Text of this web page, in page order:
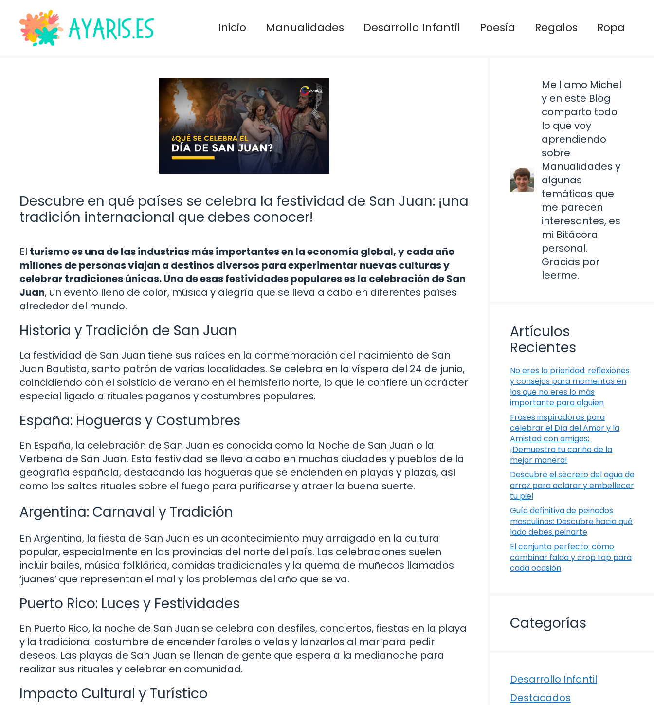
contenido
Inicio Manualidades Desarrollo Infantil Poesía Regalos Ropa
Descubre en qué países se celebra la festividad de San Juan: ¡una
tradición internacional que debes conocer!
El turismo es una de las industrias más importantes en la economía global, y cada año
millones de personas viajan a destinos diversos para experimentar nuevas culturas y
celebrar tradiciones únicas. Una de esas festividades populares es la celebración de San
Juan, un evento lleno de color, música y alegría que se lleva a cabo en diferentes países
alrededor del mundo.
Historia y Tradición de San Juan
La festividad de San Juan tiene sus raíces en la conmemoración del nacimiento de San
Juan Bautista, santo patrón de varias localidades. Se celebra en la víspera del 24 de junio,
coincidiendo con el solsticio de verano en el hemisferio norte, lo que le confiere un carácter
especial ligado a rituales paganos y costumbres populares.
España: Hogueras y Costumbres
En España, la celebración de San Juan es conocida como la Noche de San Juan o la
Verbena de San Juan. Esta festividad se lleva a cabo en muchas ciudades y pueblos de la
geografía española, destacando las hogueras que se encienden en playas y plazas, así
como los saltos rituales sobre el fuego para purificarse y atraer la buena suerte.
Argentina: Carnaval y Tradición
En Argentina, la fiesta de San Juan es un acontecimiento muy arraigado en la cultura
popular, especialmente en las provincias del norte del país. Las celebraciones suelen
incluir bailes, música folklórica, comidas tradicionales y la quema de muñecos llamados
‘juanes’ que representan el mal y los problemas del año que se va.
Puerto Rico: Luces y Festividades
En Puerto Rico, la noche de San Juan se celebra con desfiles, conciertos, fiestas en la playa
y la tradicional costumbre de encender faroles o velas y lanzarlos al mar para pedir
deseos. Las playas de San Juan se llenan de gente que espera a la medianoche para
realizar sus rituales y celebrar en comunidad.
Impacto Cultural y Turístico
Me llamo Michel
y en este Blog
comparto todo
lo que voy
aprendiendo
sobre
Manualidades y
algunas
temáticas que
me parecen
interesantes, es
mi Bitácora
personal.
Gracias por
leerme.
Artículos
Recientes
No eres la prioridad: reflexiones
y consejos para momentos en
los que no eres lo más
importante para alguien
Frases inspiradoras para
celebrar el Día del Amor y la
Amistad con amigos:
¡Demuestra tu cariño de la
mejor manera!
Descubre el secreto del agua de
arroz para aclarar y embellecer
tu piel
Guía definitiva de peinados
masculinos: Descubre hacia qué
lado debes peinarte
El conjunto perfecto: cómo
combinar falda y crop top para
cada ocasión
Categorías
Desarrollo Infantil
Destacados